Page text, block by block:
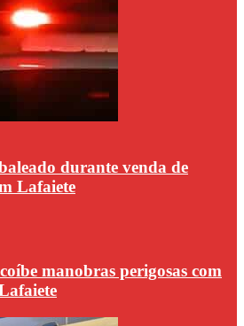
durante venda de
Lafaiete
manobras perigosas com